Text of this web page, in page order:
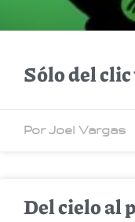
Sólo del
Por Joel Vargas
Del cielo al